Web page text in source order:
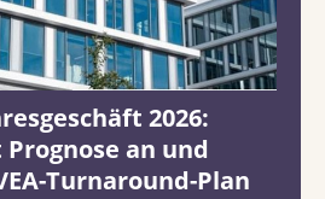
2026:
an und
Turnaround-Plan